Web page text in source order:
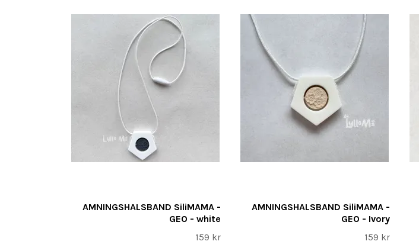
AMNINGSHALSBAND SiliMAMA -
GEO - white
159 kr
AMNINGSHALSBAND SiliMAMA -
GEO - Ivory
159 kr